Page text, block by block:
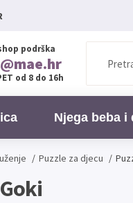
podrška
od 8 do 16h
Njega beba i
/ Puzzle za djecu /